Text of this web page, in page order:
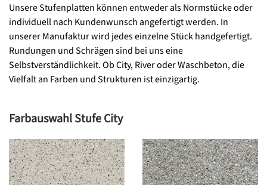
Unsere Stufenplatten können entweder als Normstücke oder
individuell nach Kundenwunsch angefertigt werden. In
unserer Manufaktur wird jedes einzelne Stück handgefertigt.
Rundungen und Schrägen sind bei uns eine
Selbstverständlichkeit. Ob City, River oder Waschbeton, die
Vielfalt an Farben und Strukturen ist einzigartig.
Farbauswahl Stufe City